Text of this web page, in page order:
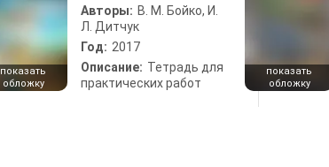
показать
обложку
Авторы: В. М. Бойко, И.
Л. Дитчук
Год: 2017
Описание: Тетрадь для
практических работ
показать
обложку